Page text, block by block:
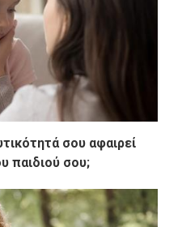
σου αφαιρεί
παιδιού σου;